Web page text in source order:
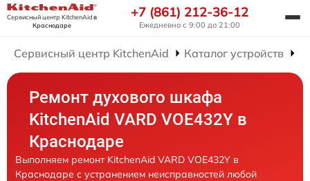
Сервисный центр KitchenAidв
Краснодаре
+7 (861) 212-36-12
Ежедневно с 9:00 до 21:00
Сервисный центр KitchenAid Каталог устройств
Ремонт духового шкафа
KitchenAid VARD VOE432Y в
Краснодаре
Выполняем ремонт KitchenAid VARD VOE432Y в
Краснодаре с устранением неисправностей любой